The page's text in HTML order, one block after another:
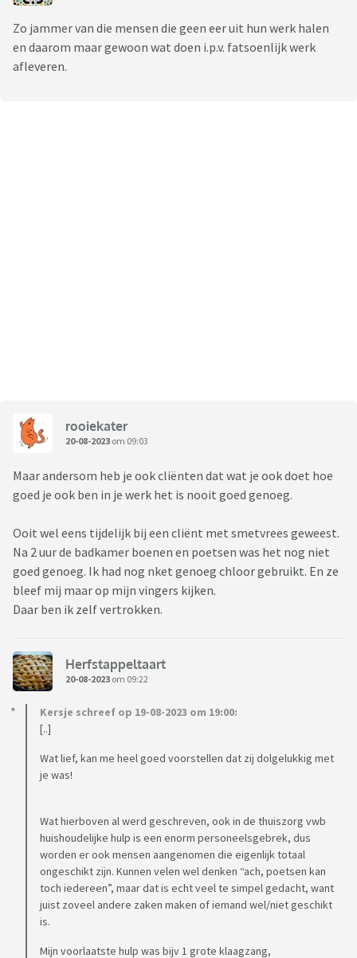
Zo jammer van die mensen die geen eer uit hun werk halen
en daarom maar gewoon wat doen i.p.v. fatsoenlijk werk
afleveren.
rooiekater
20-08-2023 om 09:03
Maar andersom heb je ook cliënten dat wat je ook doet hoe
goed je ook ben in je werk het is nooit goed genoeg.
Ooit wel eens tijdelijk bij een cliënt met smetvrees geweest.
Na 2 uur de badkamer boenen en poetsen was het nog niet
goed genoeg. Ik had nog nket genoeg chloor gebruikt. En ze
bleef mij maar op mijn vingers kijken.
Daar ben ik zelf vertrokken.
Herfstappeltaart
20-08-2023 om 09:22
Kersje schreef op 19-08-2023 om 19:00:
[..]
Wat lief, kan me heel goed voorstellen dat zij dolgelukkig met
je was!
Wat hierboven al werd geschreven, ook in de thuiszorg vwb
huishoudelijke hulp is een enorm personeelsgebrek, dus
worden er ook mensen aangenomen die eigenlijk totaal
ongeschikt zijn. Kunnen velen wel denken “ach, poetsen kan
toch iedereen”, maar dat is echt veel te simpel gedacht, want
juist zoveel andere zaken maken of iemand wel/niet geschikt
is.
Mijn voorlaatste hulp was bijv 1 grote klaagzang,